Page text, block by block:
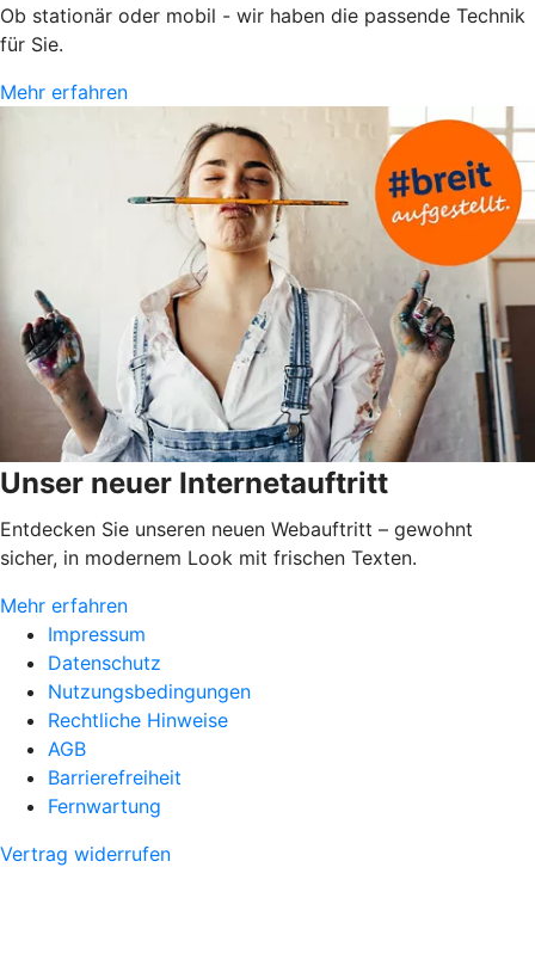
Ob stationär oder mobil - wir haben die passende Technik
für Sie.
Mehr erfahren
Unser neuer Internetauftritt
Entdecken Sie unseren neuen Webauftritt – gewohnt
sicher, in modernem Look mit frischen Texten.
Mehr erfahren
Impressum
Datenschutz
Nutzungsbedingungen
Rechtliche Hinweise
AGB
Barrierefreiheit
Fernwartung
Vertrag widerrufen